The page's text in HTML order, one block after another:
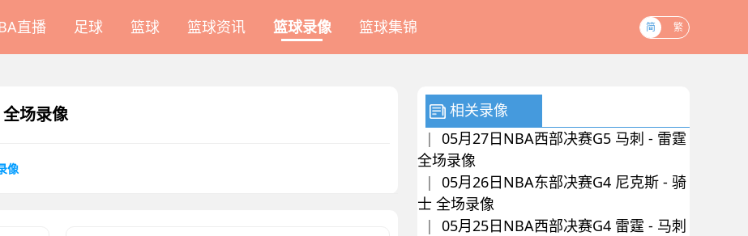
直播 足球 篮球 篮球资讯 篮球录像 篮球集锦 简 繁
场录像
像
相关录像
| 05月27日NBA西部决赛G5 马刺 - 雷霆
全场录像
| 05月26日NBA东部决赛G4 尼克斯 - 骑
士 全场录像
| 05月25日NBA西部决赛G4 雷霆 - 马刺